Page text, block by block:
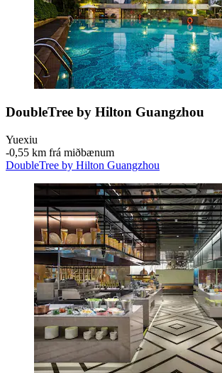
DoubleTree by Hilton Guangzhou
Yuexiu
‐0,55 km frá miðbænum
DoubleTree by Hilton Guangzhou